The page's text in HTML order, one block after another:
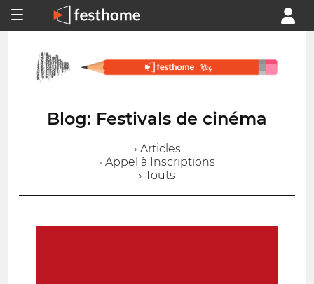
Blog: Festivals de cinéma
› Articles
› Appel à Inscriptions
› Touts